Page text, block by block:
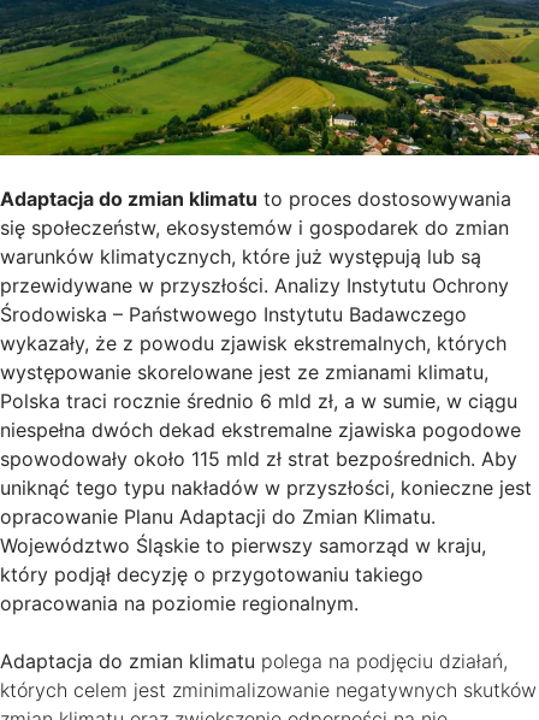
Adaptacja do zmian klimatu to proces dostosowywania
się społeczeństw, ekosystemów i gospodarek do zmian
warunków klimatycznych, które już występują lub są
przewidywane w przyszłości. Analizy Instytutu Ochrony
Środowiska – Państwowego Instytutu Badawczego
wykazały, że z powodu zjawisk ekstremalnych, których
występowanie skorelowane jest ze zmianami klimatu,
Polska traci rocznie średnio 6 mld zł, a w sumie, w ciągu
niespełna dwóch dekad ekstremalne zjawiska pogodowe
spowodowały około 115 mld zł strat bezpośrednich. Aby
uniknąć tego typu nakładów w przyszłości, konieczne jest
opracowanie Planu Adaptacji do Zmian Klimatu.
Województwo Śląskie to pierwszy samorząd w kraju,
który podjął decyzję o przygotowaniu takiego
opracowania na poziomie regionalnym.
Adaptacja do zmian klimatu polega na podjęciu działań,
których celem jest zminimalizowanie negatywnych skutków